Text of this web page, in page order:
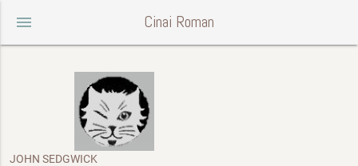
menu Cinai Roman
JOHN SEDGWICK